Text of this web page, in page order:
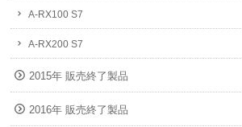
A-RX100 S7
A-RX200 S7
2015年 販売終了製品
2016年 販売終了製品